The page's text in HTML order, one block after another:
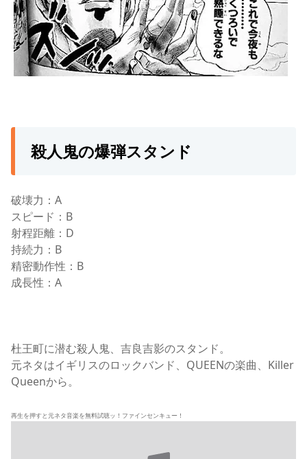
殺人鬼の爆弾スタンド
破壊力：A
スピード：B
射程距離：D
持続力：B
精密動作性：B
成長性：A
杜王町に潜む殺人鬼、吉良吉影のスタンド。
元ネタはイギリスのロックバンド、QUEENの楽曲、Killer
Queenから。
再生を押すと元ネタ音楽を無料試聴ッ！ファインセンキュー！